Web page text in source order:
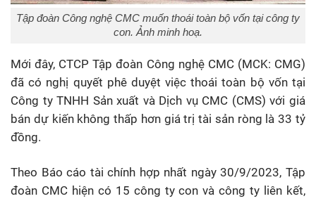
Tập đoàn Công nghệ CMC muốn thoái toàn bộ vốn tại công ty
con. Ảnh minh hoạ.
Mới đây, CTCP Tập đoàn Công nghệ CMC (MCK: CMG)
đã có nghị quyết phê duyệt việc thoái toàn bộ vốn tại
Công ty TNHH Sản xuất và Dịch vụ CMC (CMS) với giá
bán dự kiến không thấp hơn giá trị tài sản ròng là 33 tỷ
đồng.
Theo Báo cáo tài chính hợp nhất ngày 30/9/2023, Tập
đoàn CMC hiện có 15 công ty con và công ty liên kết,